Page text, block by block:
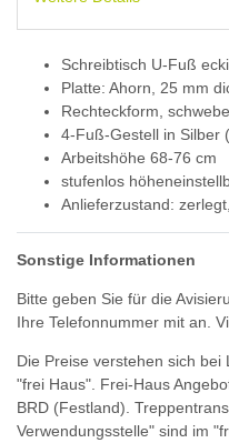
Schreibtisch U-Fuß
Platte: Ahorn, 25 mm
Rechteckform,
4-Fuß-Gestell in Silber
Arbeitshöhe 68-76 cm
stufenlos
Anlieferzustand:
Sonstige Informationen
Bitte geben Sie für die
Ihre Telefonnummer mit an.
Die Preise verstehen sich
"frei Haus". Frei-Haus
BRD (Festland).
Verwendungsstelle" sind im